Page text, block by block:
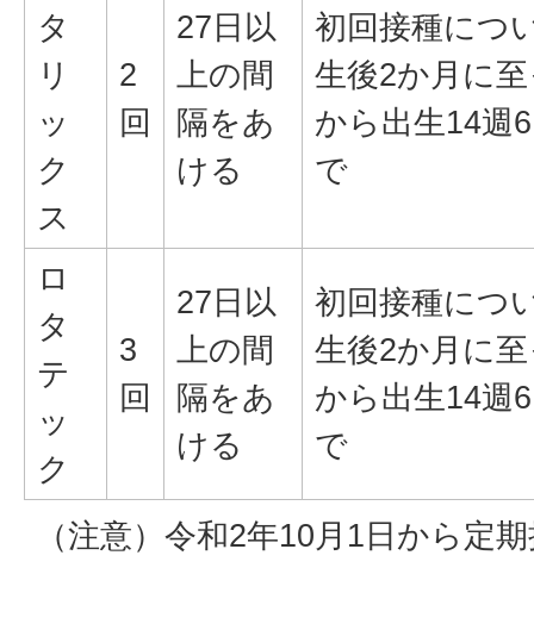
タ
リ
ッ
ク
ス
2
回
27日以
上の間
隔をあ
ける
初回接種につ
生後2か月に
から出生14週
で
ロ
タ
テ
ッ
ク
3
回
27日以
上の間
隔をあ
ける
初回接種につ
生後2か月に
から出生14週
で
（注意）令和2年10月1日から定